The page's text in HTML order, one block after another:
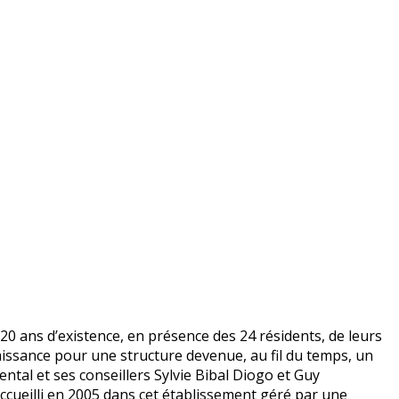
ans d’existence, en présence des 24 résidents, de leurs
pour une structure devenue, au fil du temps, un
et ses conseillers Sylvie Bibal Diogo et Guy
en 2005 dans cet établissement géré par une